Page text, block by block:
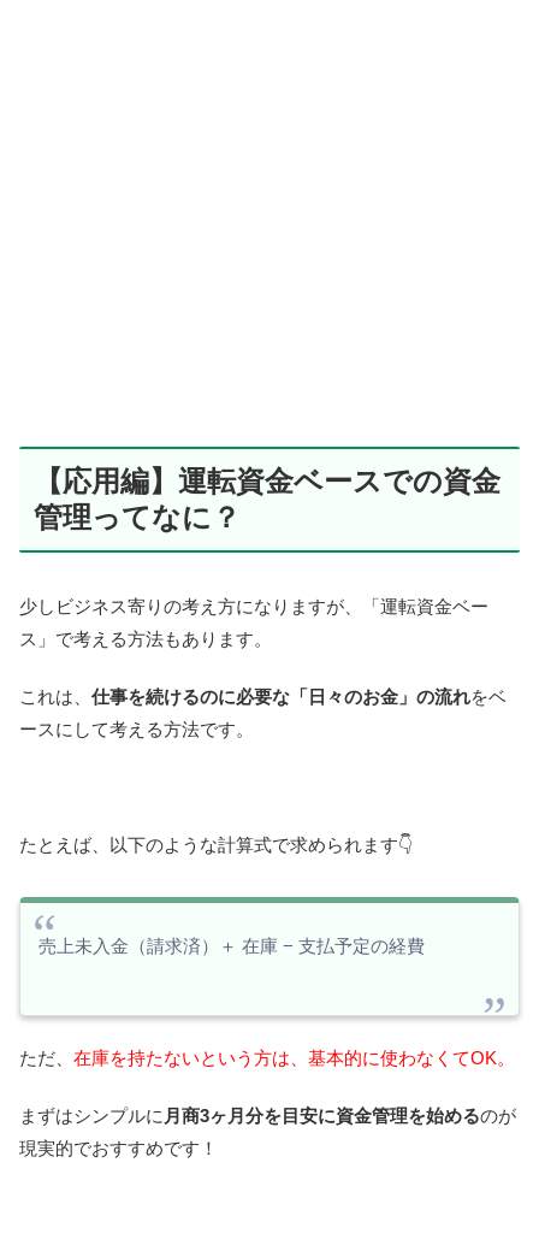
【応用編】運転資金ベースでの資金
管理ってなに？
少しビジネス寄りの考え方になりますが、「運転資金ベー
ス」で考える方法もあります。
これは、 仕事を続けるのに必要な「日々のお金」の流れをベ
ースにして考える方法です。
たとえば、以下のような計算式で求められます👇
売上未入金（請求済）＋ 在庫 − 支払予定の経費
ただ、 在庫を持たないという方は、基本的に使わなくてOK。
まずはシンプルに 月商3ヶ月分を目安に資金管理を始めるのが
現実的でおすすめです！